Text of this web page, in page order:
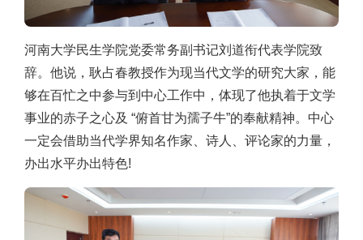
河南大学民生学院党委常务副书记刘道衔代表学院致
辞。他说，耿占春教授作为现当代文学的研究大家，能
够在百忙之中参与到中心工作中，体现了他执着于文学
事业的赤子之心及 “俯首甘为孺子牛”的奉献精神。中心
一定会借助当代学界知名作家、诗人、评论家的力量，
办出水平办出特色!